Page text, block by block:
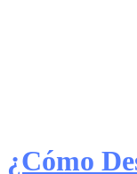
¿Cómo